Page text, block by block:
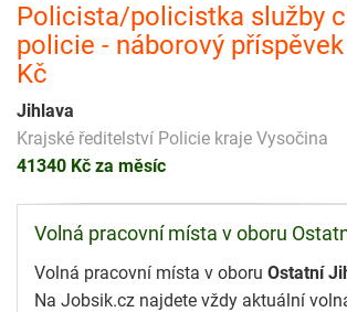
Policista/policistka služby
policie - náborový
Kč
Jihlava
Krajské ředitelství Policie kraje Vysočina
41340 Kč za měsíc
Volná pracovní místa v oboru
Volná pracovní místa v oboru Ostatní
Na Jobsik.cz najdete vždy aktuální